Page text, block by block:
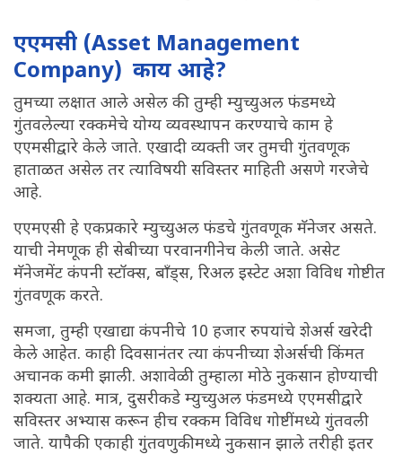
एएमसी (Asset Management
Company) काय आहे?
तुमच्या लक्षात आले असेल की तुम्ही म्युच्युअल फंडमध्ये
गुंतवलेल्या रक्कमेचे योग्य व्यवस्थापन करण्याचे काम हे
एएमसीद्वारे केले जाते. एखादी व्यक्ती जर तुमची गुंतवणूक
हाताळत असेल तर त्याविषयी सविस्तर माहिती असणे गरजेचे
आहे.
एएमएसी हे एकप्रकारे म्युच्युअल फंडचे गुंतवणूक मॅनेजर असते.
याची नेमणूक ही सेबीच्या परवानगीनेच केली जाते. असेट
मॅनेजमेंट कंपनी स्टॉक्स, बाँड्स, रिअल इस्टेट अशा विविध गोष्टीत
गुंतवणूक करते.
समजा, तुम्ही एखाद्या कंपनीचे 10 हजार रुपयांचे शेअर्स खरेदी
केले आहेत. काही दिवसानंतर त्या कंपनीच्या शेअर्सची किंमत
अचानक कमी झाली. अशावेळी तुम्हाला मोठे नुकसान होण्याची
शक्यता आहे. मात्र, दुसरीकडे म्युच्युअल फंडमध्ये एएमसीद्वारे
सविस्तर अभ्यास करून हीच रक्कम विविध गोष्टींमध्ये गुंतवली
जाते. यापैकी एकाही गुंतवणुकीमध्ये नुकसान झाले तरीही इतर